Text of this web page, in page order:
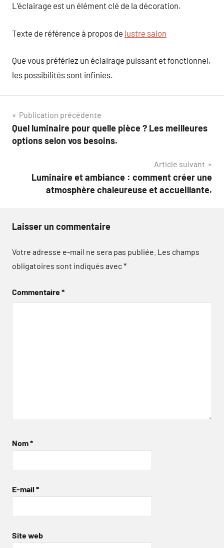
L’éclairage est un élément clé de la décoration.
Texte de référence à propos de lustre salon
Que vous préfériez un éclairage puissant et fonctionnel,
les possibilités sont infinies.
Navigation
de
Publication précédente
Quel luminaire pour quelle pièce ? Les meilleures
options selon vos besoins.
Article suivant
Luminaire et ambiance : comment créer une
atmosphère chaleureuse et accueillante.
Laisser un commentaire
Votre adresse e-mail ne sera pas publiée. Les champs
obligatoires sont indiqués avec*
Commentaire*
Nom*
E-mail *
Site web